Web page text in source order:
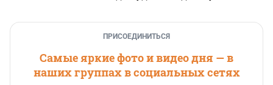
ПРИСОЕДИНИТЬСЯ
Самые яркие фото и видео дня — в
наших группах в социальных сетях